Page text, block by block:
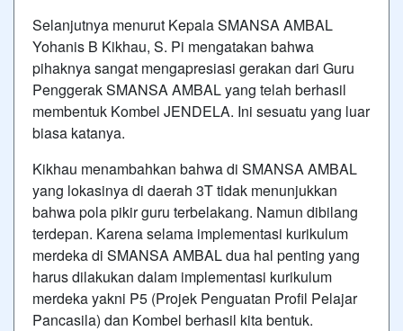
Selanjutnya menurut Kepala SMANSA AMBAL
Yohanis B Kikhau, S. Pi mengatakan bahwa
pihaknya sangat mengapresiasi gerakan dari Guru
Penggerak SMANSA AMBAL yang telah berhasil
membentuk Kombel JENDELA. Ini sesuatu yang luar
biasa katanya.
Kikhau menambahkan bahwa di SMANSA AMBAL
yang lokasinya di daerah 3T tidak menunjukkan
bahwa pola pikir guru terbelakang. Namun dibilang
terdepan. Karena selama implementasi kurikulum
merdeka di SMANSA AMBAL dua hal penting yang
harus dilakukan dalam implementasi kurikulum
merdeka yakni P5 (Projek Penguatan Profil Pelajar
Pancasila) dan Kombel berhasil kita bentuk.